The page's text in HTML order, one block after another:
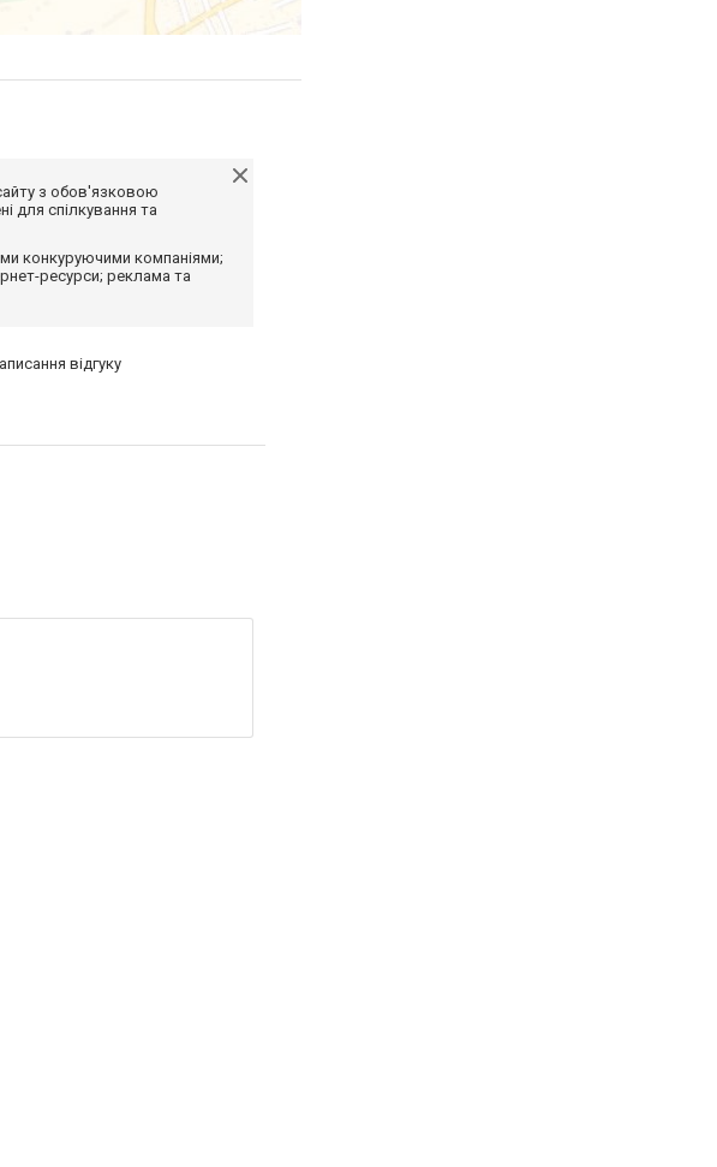
з обов'язковою
для спілкування та
конкуруючими компаніями;
ресурси; реклама та
відгуку